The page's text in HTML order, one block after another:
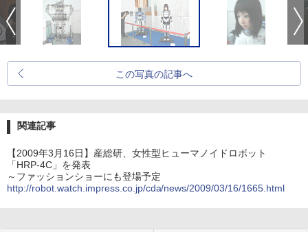
この写真の記事へ
関連記事
【2009年3月16日】産総研、女性型ヒューマノイドロボット
「HRP-4C」を発表
～ファッションショーにも登場予定
http://robot.watch.impress.co.jp/cda/news/2009/03/16/1665.html